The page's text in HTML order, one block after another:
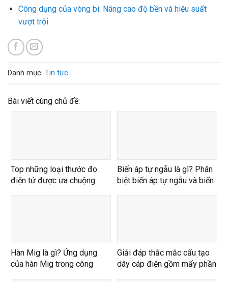
Công dụng của vòng bi: Nâng cao độ bền và hiệu suất
vượt trội
Danh mục: Tin tức
Bài viết cùng chủ đề:
Top những loại thước đo
điện tử được ưa chuộng
Biến áp tự ngẫu là gì? Phân
biệt biến áp tự ngẫu và biến
Hàn Mig là gì? Ứng dụng
của hàn Mig trong công
Giải đáp thắc mắc cấu tạo
dây cáp điện gồm mấy phần